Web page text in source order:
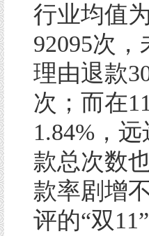
行业均值
92095次
理由退款
次；而在
1.84%，
款总次数
款率剧增
评的“双